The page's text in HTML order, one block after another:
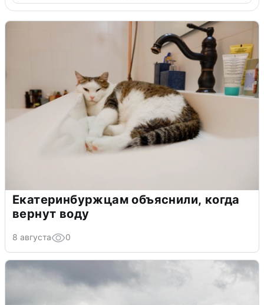
Екатеринбуржцам объяснили, когда
вернут воду
8 августа 0